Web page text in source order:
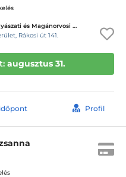
Cornermed Nőgyógyászati és Magánorvosi Rendelő
Rákosi út 141.
augusztus 31.
Profil